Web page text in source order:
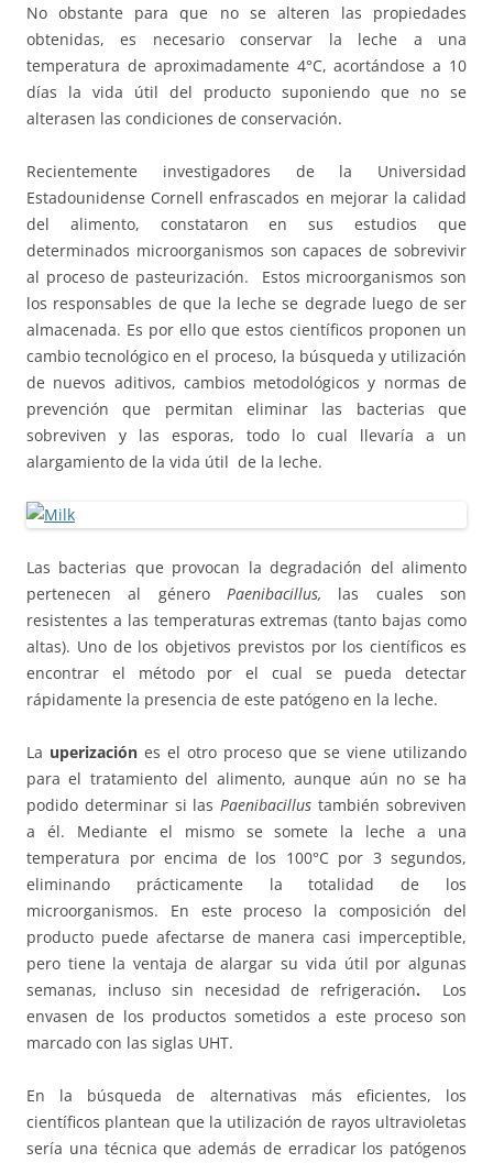
No obstante para que no se alteren las propiedades
obtenidas, es necesario conservar la leche a una
temperatura de aproximadamente 4°C, acortándose a 10
días la vida útil del producto suponiendo que no se
alterasen las condiciones de conservación.
Recientemente investigadores de la Universidad
Estadounidense Cornell enfrascados en mejorar la calidad
del alimento, constataron en sus estudios que
determinados microorganismos son capaces de sobrevivir
al proceso de pasteurización. Estos microorganismos son
los responsables de que la leche se degrade luego de ser
almacenada. Es por ello que estos científicos proponen un
cambio tecnológico en el proceso, la búsqueda y utilización
de nuevos aditivos, cambios metodológicos y normas de
prevención que permitan eliminar las bacterias que
sobreviven y las esporas, todo lo cual llevaría a un
alargamiento de la vida útil de la leche.
Las bacterias que provocan la degradación del alimento
pertenecen al género Paenibacillus, las cuales son
resistentes a las temperaturas extremas (tanto bajas como
altas). Uno de los objetivos previstos por los científicos es
encontrar el método por el cual se pueda detectar
rápidamente la presencia de este patógeno en la leche.
La uperización es el otro proceso que se viene utilizando
para el tratamiento del alimento, aunque aún no se ha
podido determinar si lasPaenibacillustambién sobreviven
a él. Mediante el mismo se somete la leche a una
temperatura por encima de los 100°C por 3 segundos,
eliminando prácticamente la totalidad de los
microorganismos. En este proceso la composición del
producto puede afectarse de manera casi imperceptible,
pero tiene la ventaja de alargar su vida útil por algunas
semanas, incluso sin necesidad de refrigeración.
Los
envasen de los productos sometidos a este proceso son
marcado con las siglas UHT.
En la búsqueda de alternativas más eficientes, los
científicos plantean que la utilización de rayos ultravioletas
sería una técnica que además de erradicar los patógenos